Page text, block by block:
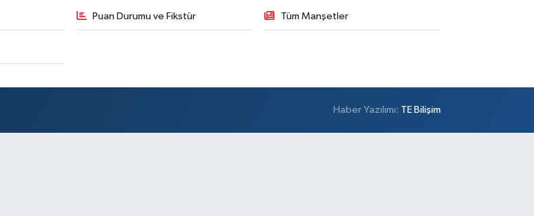
Puan Durumu ve Fikstür Tüm Manşetler
Haber Yazılımı: TE Bilişim